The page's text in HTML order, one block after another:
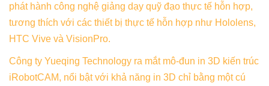
phát hành công nghệ giảng dạy quỹ đạo thực tế hỗn hợp,
tương thích với các thiết bị thực tế hỗn hợp như Hololens,
HTC Vive và VisionPro.
Công ty Yueqing Technology ra mắt mô-đun in 3D kiến ​​trúc
iRobotCAM, nổi bật với khả năng in 3D chỉ bằng một cú